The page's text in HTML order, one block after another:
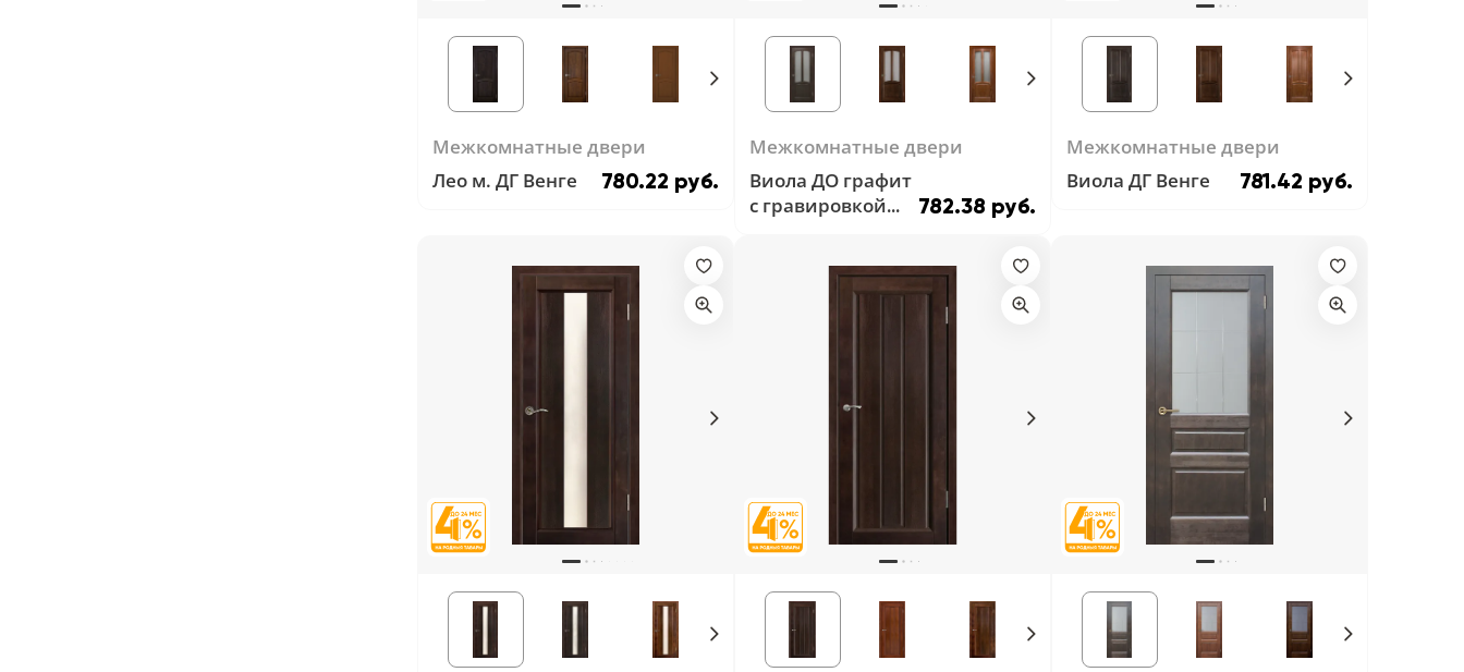
Межкомнатные двери
Лео м. ДГ Венге
780.22 руб.
Межкомнатные двери
Виола ДО графит
с гравировкой
782.38 руб.
Межкомнатные двери
Виола ДГ Венге
781.42 руб.